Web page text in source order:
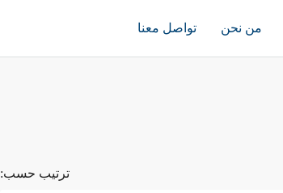
من نحن تواصل معنا
ترتيب حسب: